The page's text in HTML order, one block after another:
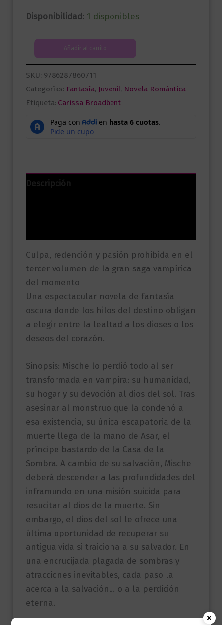
Disponibilidad: 1 disponibles
pájaro
y
el
corazón
piedra
Añadir al carrito
SKU: 9786287860711
Categorías: Fantasía, Juvenil, Novela Romántica
Etiqueta: Carissa Broadbent
Descripción
Culpa, redención y pasión prohibida en el
tercer volumen de la gran saga vampírica
del momento
Una espectacular novela de fantasía
oscura donde los hilos del destino obligan
a elegir entre la lealtad a los dioses o los
deseos del corazón.
Sinopsis: Mische lo perdió todo al ser
transformada en vampira: su humanidad,
su hogar y su devoción al dios del sol. Tras
asesinar al monstruo que la condenó a
esa existencia, su única escapatoria de la
muerte llega de la mano de Asar, el
príncipe bastardo de la Casa de la
Sombra. A cambio de su salvación, Mische
deberá descender a las profundidades del
inframundo en una misión suicida para
resucitar al dios de la muerte. Sin
embargo, el dios del sol le ofrece una
última oportunidad de recuperar su
antigua vida si traiciona a su salvador. En
una encrucijada plagada de sombras y
atracciones inevitables, cada paso la
acerca a la salvación… o a la perdición
eterna.